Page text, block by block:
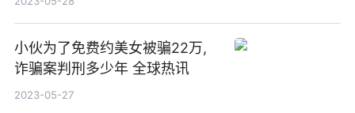
小伙为了免费约美女被骗22万,
诈骗案判刑多少年 全球热讯
2023-05-27